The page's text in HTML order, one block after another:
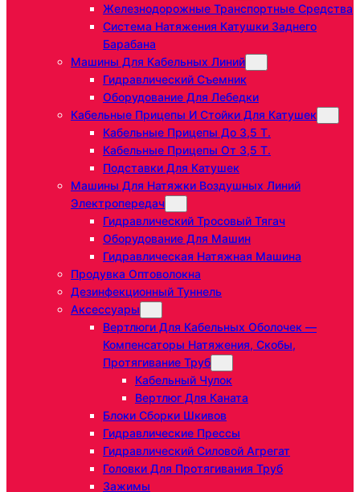
Железнодорожные Транспортные Средства
Система Натяжения Катушки Заднего
Барабана
Машины Для Кабельных Линий
Гидравлический Съемник
Оборудование Для Лебедки
Кабельные Прицепы И Стойки Для Катушек
Кабельные Прицепы До 3,5 Т.
Кабельные Прицепы От 3,5 Т.
Подставки Для Катушек
Машины Для Натяжки Воздушных Линий
Электропередач
Гидравлический Тросовый Тягач
Оборудование Для Машин
Гидравлическая Натяжная Машина
Продувка Оптоволокна
Дезинфекционный Туннель
Аксессуары
Вертлюги Для Кабельных Оболочек —
Компенсаторы Натяжения, Скобы,
Протягивание Труб
Кабельный Чулок
Вертлюг Для Каната
Блоки Сборки Шкивов
Гидравлические Прессы
Гидравлический Силовой Агрегат
Головки Для Протягивания Труб
Зажимы